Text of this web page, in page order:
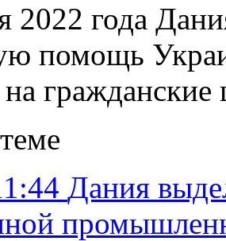
2022 года
помощь
гражданские
Дания